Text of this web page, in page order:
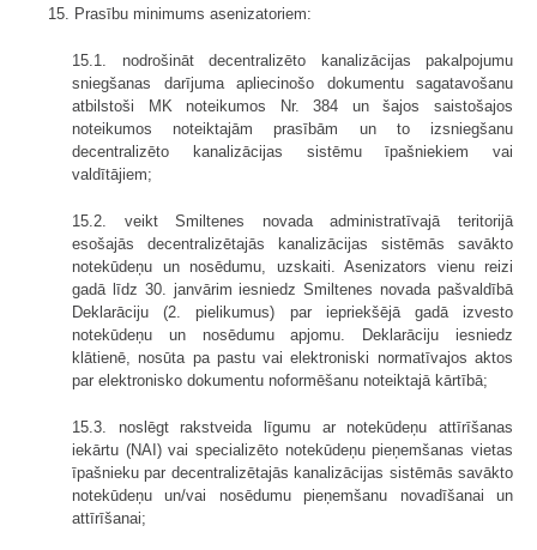
15. Prasību minimums asenizatoriem:
15.1. nodrošināt decentralizēto kanalizācijas pakalpojumu
sniegšanas darījuma apliecinošo dokumentu sagatavošanu
atbilstoši MK noteikumos Nr. 384 un šajos saistošajos
noteikumos noteiktajām prasībām un to izsniegšanu
decentralizēto kanalizācijas sistēmu īpašniekiem vai
valdītājiem;
15.2. veikt Smiltenes novada administratīvajā teritorijā
esošajās decentralizētajās kanalizācijas sistēmās savākto
notekūdeņu un nosēdumu, uzskaiti. Asenizators vienu reizi
gadā līdz 30. janvārim iesniedz Smiltenes novada pašvaldībā
Deklarāciju (2. pielikumus) par iepriekšējā gadā izvesto
notekūdeņu un nosēdumu apjomu. Deklarāciju iesniedz
klātienē, nosūta pa pastu vai elektroniski normatīvajos aktos
par elektronisko dokumentu noformēšanu noteiktajā kārtībā;
15.3. noslēgt rakstveida līgumu ar notekūdeņu attīrīšanas
iekārtu (NAI) vai specializēto notekūdeņu pieņemšanas vietas
īpašnieku par decentralizētajās kanalizācijas sistēmās savākto
notekūdeņu un/vai nosēdumu pieņemšanu novadīšanai un
attīrīšanai;